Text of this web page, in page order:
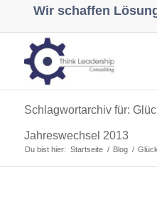
Wir schaffen
Schlagwortarchiv für:
Jahreswechsel 2013
Du bist hier: Startseite / Blog /